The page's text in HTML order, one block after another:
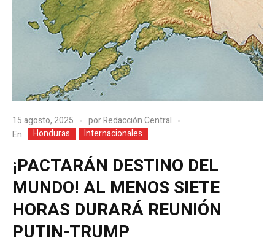
15 agosto, 2025 porRedacción Central
En
Honduras Internacionales
¡PACTARÁN DESTINO DEL
MUNDO! AL MENOS SIETE
HORAS DURARÁ REUNIÓN
PUTIN-TRUMP